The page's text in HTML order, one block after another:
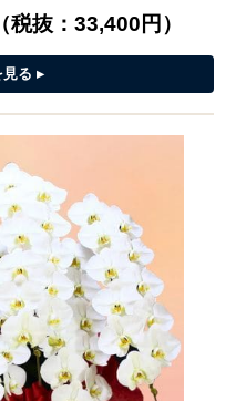
（税抜： 33,400円 ）